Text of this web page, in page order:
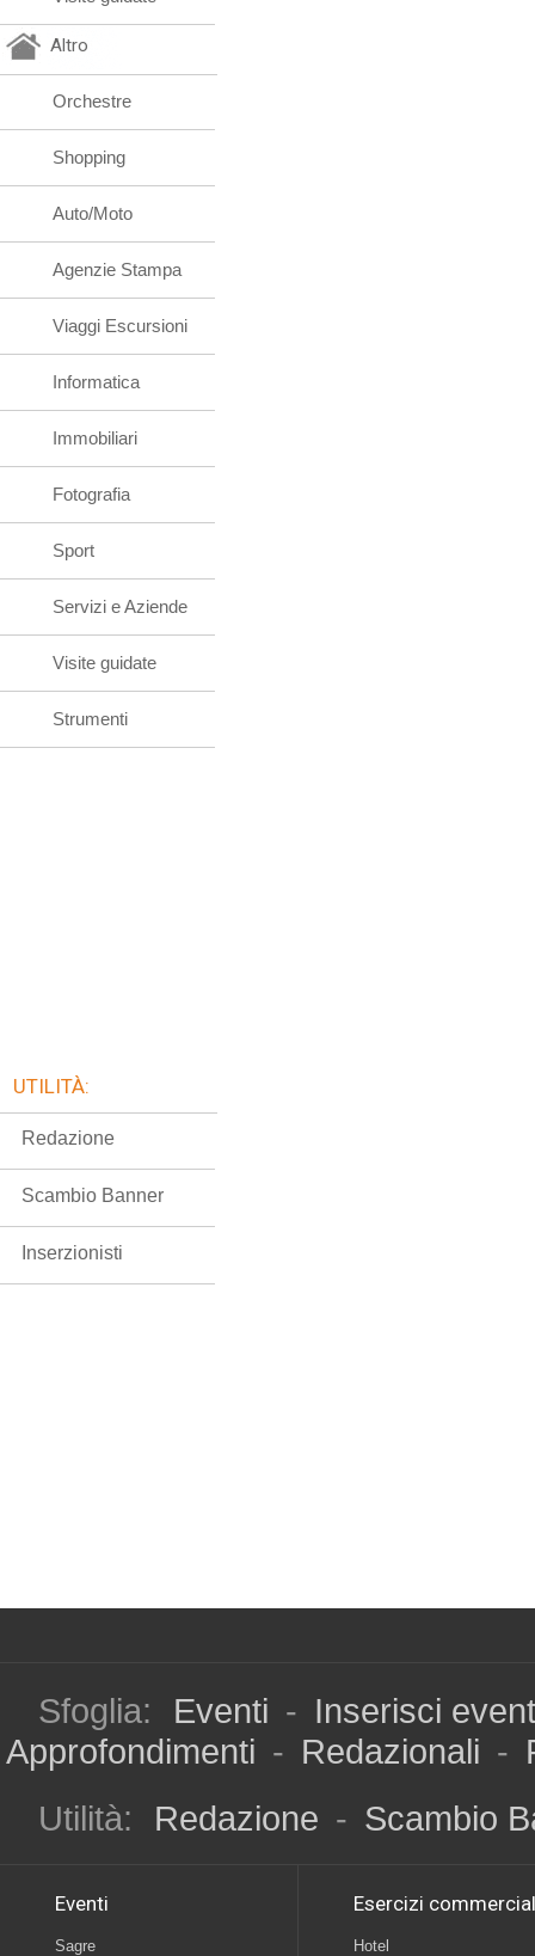
Altro
Orchestre
Shopping
Auto/Moto
Agenzie Stampa
Viaggi Escursioni
Informatica
Immobiliari
Fotografia
Sport
Servizi e Aziende
Visite guidate
Strumenti
UTILITÀ:
Redazione
Scambio Banner
Inserzionisti
Sfoglia: Eventi - Inserisci
Approfondimenti - Redazionali -
Utilità:
Redazione - Scambio
Eventi
Sagre
Esercizi
Hotel